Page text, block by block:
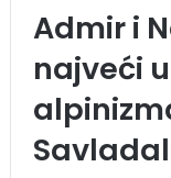
Admir i
najveći